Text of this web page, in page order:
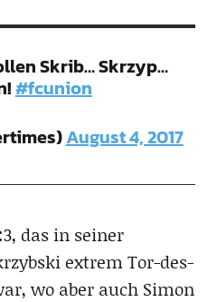
Skrib… Skrzyp…
#fcunion
August 4, 2017
das in seiner
extrem Tor-des-
wo aber auch Simon